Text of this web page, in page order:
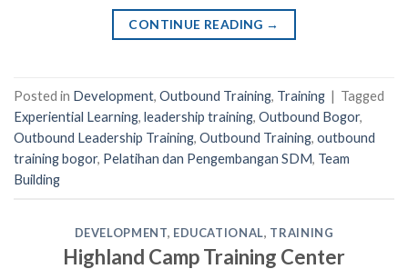
CONTINUE READING →
Posted in Development, Outbound Training, Training | Tagged
Experiential Learning, leadership training, Outbound Bogor,
Outbound Leadership Training, Outbound Training, outbound
training bogor, Pelatihan dan Pengembangan SDM, Team
Building
DEVELOPMENT, EDUCATIONAL, TRAINING
Highland Camp Training Center